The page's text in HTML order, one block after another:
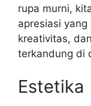
rupa murni,
apresiasi
kreativitas,
terkandung di
Estetika